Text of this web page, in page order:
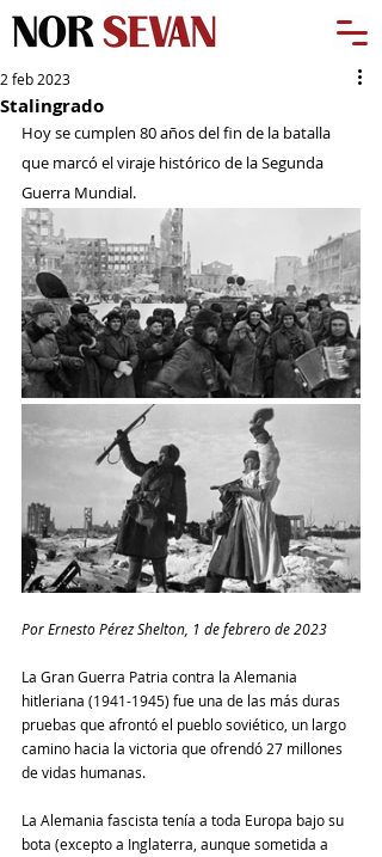
Stalingrado
2 feb 2023
Hoy se cumplen 80 años del fin de la batalla
que marcó el viraje histórico de la Segunda
Guerra Mundial.
Por Ernesto Pérez Shelton, 1 de febrero de 2023
La Gran Guerra Patria contra la Alemania
hitleriana (1941-1945) fue una de las más duras
pruebas que afrontó el pueblo soviético, un largo
camino hacia la victoria que ofrendó 27 millones
de vidas humanas.
La Alemania fascista tenía a toda Europa bajo su
bota (excepto a Inglaterra, aunque sometida a